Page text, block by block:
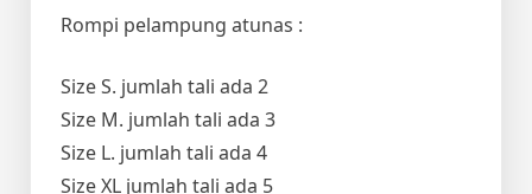
Rompi pelampung atunas :
Size S. jumlah tali ada 2
Size M. jumlah tali ada 3
Size L. jumlah tali ada 4
Size XL jumlah tali ada 5